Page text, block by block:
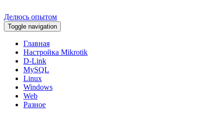
Делюсь опытом
Toggle navigation
Главная
Настройка Mikrotik
D-Link
MySQL
Linux
Windows
Web
Разное